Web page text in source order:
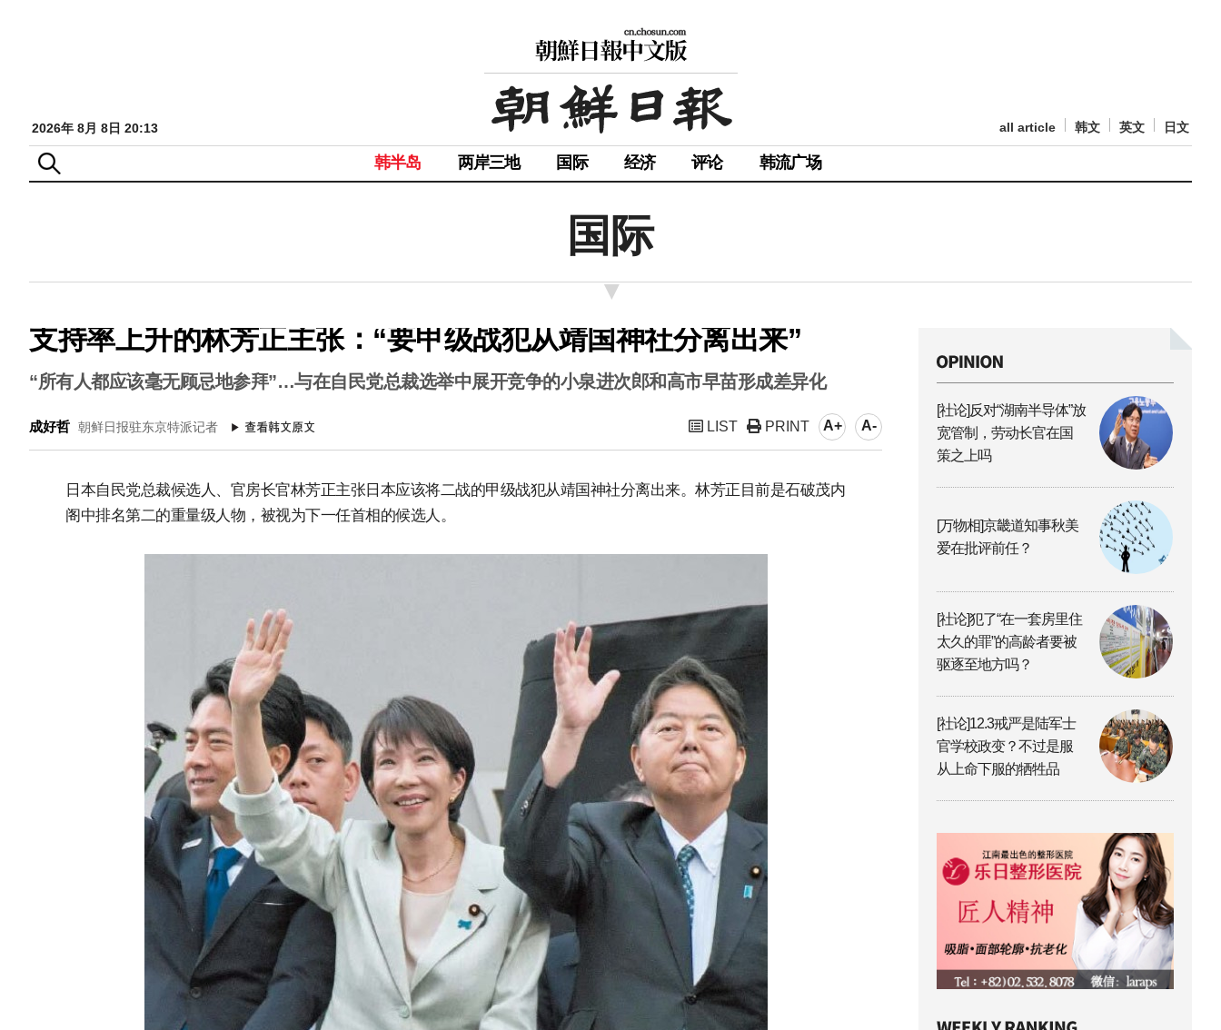
2026年 8月 8日 20:13 all article 韩文 英文 日文
韩半岛 两岸三地 国际 经济 评论 韩流广场
国际
支持率上升的林芳正主张：“要甲级战犯从靖国神社分离出来”
“所有人都应该毫无顾忌地参拜”…与在自民党总裁选举中展开竞争的小泉进次郎和高市早苗形成差异化
成好哲 朝鲜日报驻东京特派记者 LIST PRINT A+ A-
日本自民党总裁候选人、官房长官林芳正主张日本应该将二战的甲级战犯从靖国神社分离出来。林芳正目前是石破茂内
阁中排名第二的重量级人物，被视为下一任首相的候选人。
[社论]反对“湖南半导体”放
宽管制，劳动长官在国
策之上吗
[万物相]京畿道知事秋美
爱在批评前任？
[社论]犯了“在一套房里住
太久的罪”的高龄者要被
驱逐至地方吗？
[社论]12.3戒严是陆军士
官学校政变？不过是服
从上命下服的牺牲品